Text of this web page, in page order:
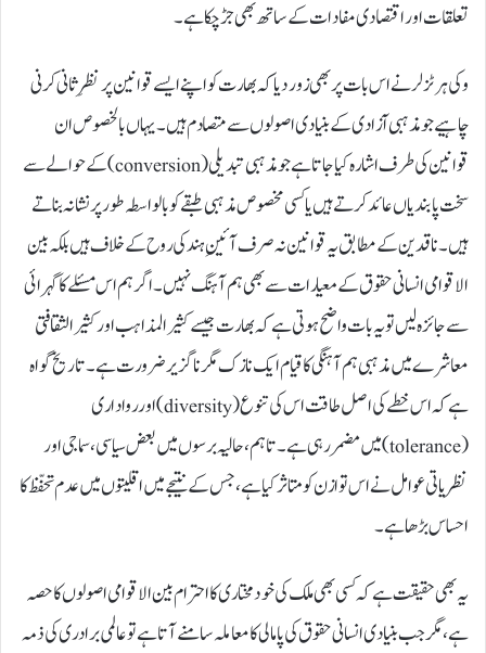
تعلقات اور اقتصادی مفادات کے ساتھ بھی جڑ چکا ہے۔
وکی ہرٹزلر نے اس بات پر بھی زور دیا کہ بھارت کو اپنے ایسے قوانین پر نظرِ ثانی کرنی
چاہیے جو مذہبی آزادی کے بنیادی اصولوں سے متصادم ہیں۔ یہاں بالخصوص ان
قوانین کی طرف اشارہ کیا جاتا ہے جو مذہبی تبدیلی (conversion) کے حوالے سے
سخت پابندیاں عائد کرتے ہیں یا کسی مخصوص مذہبی طبقے کو بالواسطہ طور پر نشانہ بناتے
ہیں۔ ناقدین کے مطابق یہ قوانین نہ صرف آئینِ ہند کی روح کے خلاف ہیں بلکہ بین
الاقوامی انسانی حقوق کے معیارات سے بھی ہم آہنگ نہیں۔ اگر ہم اس مسئلے کا گہرائی
سے جائزہ لیں تو یہ بات واضح ہوتی ہے کہ بھارت جیسے کثیرالمذاہب اور کثیرالثقافتی
معاشرے میں مذہبی ہم آہنگی کا قیام ایک نازک مگر ناگزیر ضرورت ہے۔ تاریخ گواہ
ہے کہ اس خطے کی اصل طاقت اس کی تنوع (diversity) اور رواداری
(tolerance) میں مضمر رہی ہے۔ تاہم، حالیہ برسوں میں بعض سیاسی، سماجی اور
نظریاتی عوامل نے اس توازن کو متاثر کیا ہے، جس کے نتیجے میں اقلیتوں میں عدم تحفّظ کا
احساس بڑھا ہے۔
یہ بھی حقیقت ہے کہ کسی بھی ملک کی خودمختاری کا احترام بین الاقوامی اصولوں کا حصہ
ہے، مگر جب بنیادی انسانی حقوق کی پامالی کا معاملہ سامنے آتا ہے تو عالمی برادری کی ذمہ